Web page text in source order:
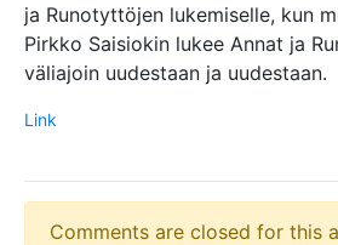
ja Runotyttöjen lukemiselle, kun
Pirkko Saisiokin lukee Annat ja
väliajoin uudestaan ja uudestaan.
Link
Comments are closed for this